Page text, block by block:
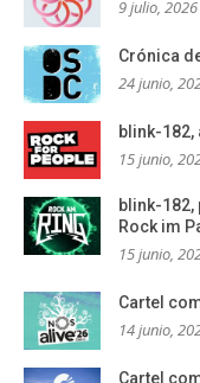
9 julio, 2026
Crónica
24 junio,
blink-182,
15 junio,
blink-182,
Rock im
15 junio,
Cartel
14 junio,
Cartel